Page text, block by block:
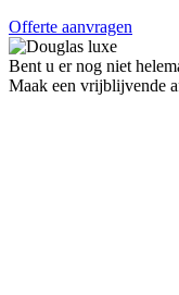
Offerte aanvragen
Bent u er nog niet
Maak een vrijblijvende